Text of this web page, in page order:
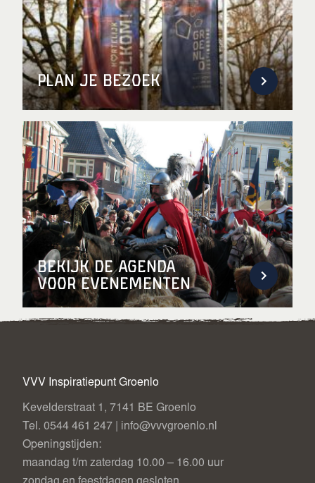
Plan je bezoek
Bekijk de agenda
voor evenementen
VVV Inspiratiepunt Groenlo
Kevelderstraat 1, 7141 BE Groenlo
Tel. 0544 461 247 | info@vvvgroenlo.nl
Openingstijden:
maandag t/m zaterdag 10.00 – 16.00 uur